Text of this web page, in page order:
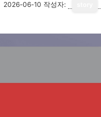
2026-06-10 작성자: